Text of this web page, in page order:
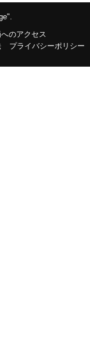
へのアクセス
プライバシーポリシー